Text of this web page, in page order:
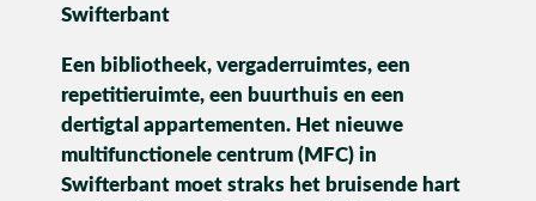
Werken bij
Swifterbant
Een bibliotheek, vergaderruimtes, een
repetitieruimte, een buurthuis en een
dertigtal appartementen. Het nieuwe
multifunctionele centrum (MFC) in
Swifterbant moet straks het bruisende hart